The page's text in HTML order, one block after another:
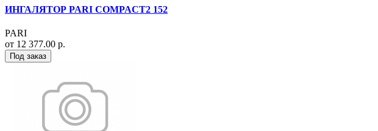
ИНГАЛЯТОР PARI COMPACT2 152
PARI
от 12 377.00 р.
Под заказ